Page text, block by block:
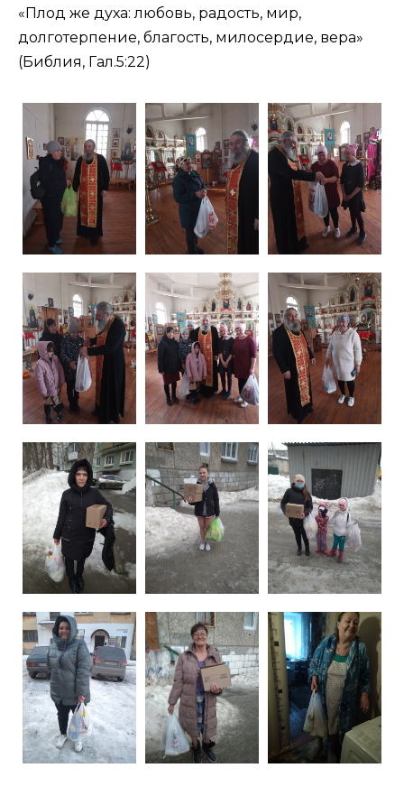
«Плод же духа: любовь, радость, мир,
долготерпение, благость, милосердие, вера»
(Библия, Гал.5:22)